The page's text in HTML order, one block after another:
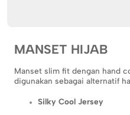
MANSET HIJAB
Manset slim fit dengan hand
digunakan sebagai alternatif
Silky Cool Jersey